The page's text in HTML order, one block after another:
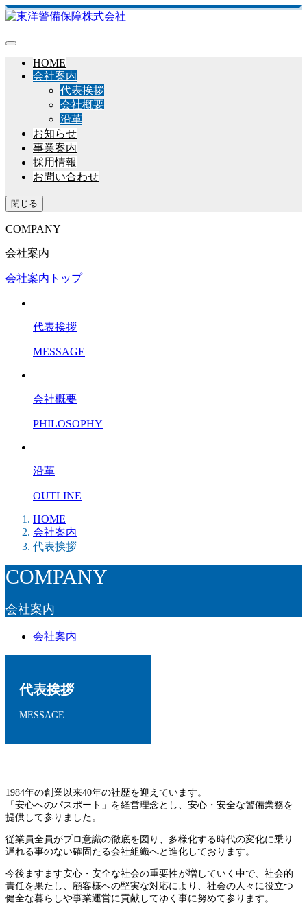
HOME
会社案内
代表挨拶
会社概要
沿革
お知らせ
事業案内
採用情報
お問い合わせ
閉じる
COMPANY
会社案内
会社案内トップ
代表挨拶
MESSAGE
会社概要
PHILOSOPHY
沿革
OUTLINE
HOME
会社案内
代表挨拶
COMPANY
会社案内
会社案内
代表挨拶
MESSAGE
1984年の創業以来40年の社歴を迎えています。
「安心へのパスポート」を経営理念とし、安心・安全な警備業務を
提供して参りました。
従業員全員がプロ意識の徹底を図り、多様化する時代の変化に乗り
遅れる事のない確固たる会社組織へと進化しております。
今後ますます安心・安全な社会の重要性が増していく中で、社会的
責任を果たし、顧客様への堅実な対応により、社会の人々に役立つ
健全な暮らしや事業運営に貢献してゆく事に努めて参ります。